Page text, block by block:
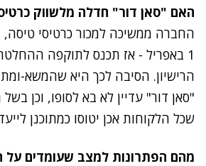
האם "סאן דור" חדלה מלשווק
החברה ממשיכה למכור כרטיסי
1 באפריל - אז תכנס לתוקפה
הרישיון. הסיבה לכך היא שהמשא-
"סאן דור" עדיין לא בא לסופו, וכן
שכל הלקוחות אכן יטוסו כמתוכנן
מהם הפתרונות למצב שעומדים על